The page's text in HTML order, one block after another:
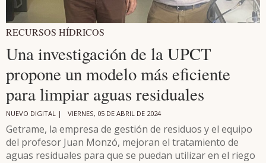
RECURSOS HÍDRICOS
Una investigación de la UPCT
propone un modelo más eficiente
para limpiar aguas residuales
NUEVO DIGITAL | VIERNES, 05 DE ABRIL DE 2024
Getrame, la empresa de gestión de residuos y el equipo
del profesor Juan Monzó, mejoran el tratamiento de
aguas residuales para que se puedan utilizar en el riego